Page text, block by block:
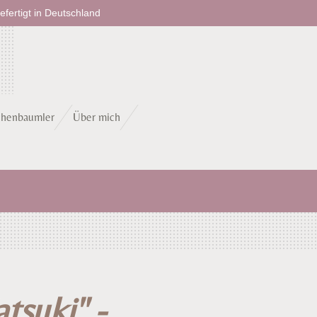
in Deutschland
Über mich